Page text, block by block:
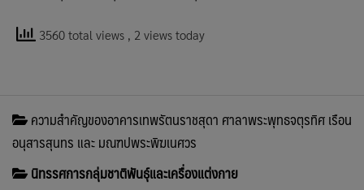
3560 total views , 2 views today
ความสำคัญของอาคารเทพรัตนราชสุดา ศาลาพระพุทธจตุรทิศ เรือน
อนุสารสุนทร และ มณฑปพระพิฆเนศวร
นิทรรศการกลุ่มชาติพันธุ์และเครื่องแต่งกาย